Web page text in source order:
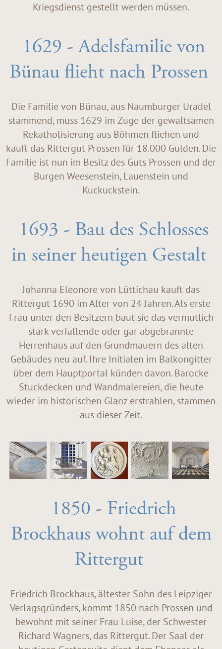
Kriegsdienst gestellt werden müssen.
1629 - Adelsfamilie von
Bünau flieht nach Prossen
Die Familie von Bünau, aus Naumburger Uradel
stammend, muss 1629 im Zuge der gewaltsamen
Rekatholisierung aus Böhmen fliehen und
kauft das Rittergut Prossen für 18.000 Gulden. Die
Familie ist nun im Besitz des Guts Prossen und der
Burgen Weesenstein, Lauenstein und
Kuckuckstein.
1693 - Bau des Schlosses
in seiner heutigen Gestalt
Johanna Eleonore von Lüttichau kauft das
Rittergut 1690 im Alter von 24 Jahren. Als erste
Frau unter den Besitzern baut sie das vermutlich
stark verfallende oder gar abgebrannte
Herrenhaus auf den Grundmauern des alten
Gebäudes neu auf. Ihre Initialen im Balkongitter
über dem Hauptportal künden davon. Barocke
Stuckdecken und Wandmalereien, die heute
wieder im historischen Glanz erstrahlen, stammen
aus dieser Zeit.
1850 - Friedrich
Brockhaus wohnt auf dem
Rittergut
Friedrich Brockhaus, ältester Sohn des Leipziger
Verlagsgründers, kommt 1850 nach Prossen und
bewohnt mit seiner Frau Luise, der Schwester
Richard Wagners, das Rittergut. Der Saal der